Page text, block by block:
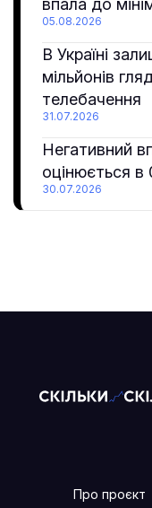
впала до
05.08.2026
В Україні
мільйонів
телебачення
31.07.2026
Негативний
оцінюється
30.07.2026
Про проєкт